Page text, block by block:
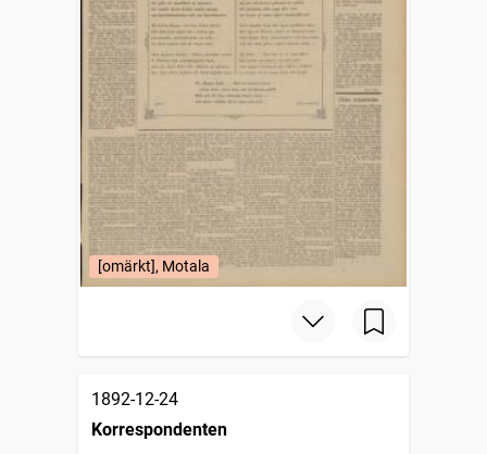
[omärkt], Motala
1892-12-24
Korrespondenten